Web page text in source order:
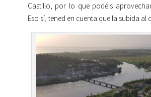
Castillo, por lo que podéis
Eso sí, tened en cuenta que la subida al